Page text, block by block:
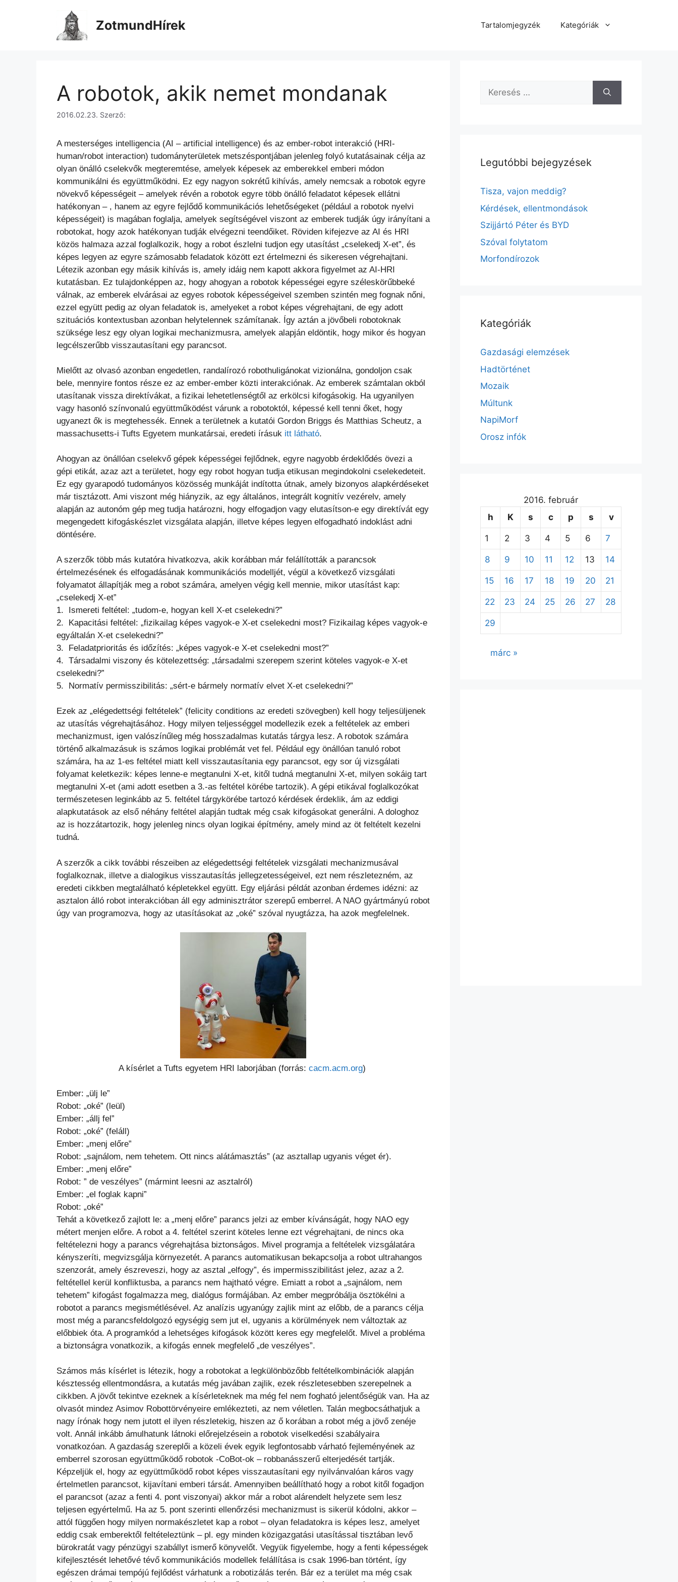
ZotmundHírek Tartalomjegyzék Kategóriák
A robotok, akik nemet mondanak
2016.02.23. Szerző:
A mesterséges intelligencia (AI – artificial intelligence) és az ember-robot interakció (HRI-
human/robot interaction) tudományterületek metszéspontjában jelenleg folyó kutatásainak célja az
olyan önálló cselekvők megteremtése, amelyek képesek az emberekkel emberi módon
kommunikálni és együttműködni. Ez egy nagyon sokrétű kihívás, amely nemcsak a robotok egyre
növekvő képességeit – amelyek révén a robotok egyre több önálló feladatot képesek ellátni
hatékonyan – , hanem az egyre fejlődő kommunikációs lehetőségeket (például a robotok nyelvi
képességeit) is magában foglalja, amelyek segítségével viszont az emberek tudják úgy irányítani a
robotokat, hogy azok hatékonyan tudják elvégezni teendőiket. Röviden kifejezve az AI és HRI
közös halmaza azzal foglalkozik, hogy a robot észlelni tudjon egy utasítást „cselekedj X-et”, és
képes legyen az egyre számosabb feladatok között ezt értelmezni és sikeresen végrehajtani.
Létezik azonban egy másik kihívás is, amely idáig nem kapott akkora figyelmet az AI-HRI
kutatásban. Ez tulajdonképpen az, hogy ahogyan a robotok képességei egyre széleskörűbbeké
válnak, az emberek elvárásai az egyes robotok képességeivel szemben szintén meg fognak nőni,
ezzel együtt pedig az olyan feladatok is, amelyeket a robot képes végrehajtani, de egy adott
szituációs kontextusban azonban helytelennek számítanak. Így aztán a jövőbeli robotoknak
szüksége lesz egy olyan logikai mechanizmusra, amelyek alapján eldöntik, hogy mikor és hogyan
legcélszerűbb visszautasítani egy parancsot.
Mielőtt az olvasó azonban engedetlen, randalírozó robothuligánokat vizionálna, gondoljon csak
bele, mennyire fontos része ez az ember-ember közti interakciónak. Az emberek számtalan okból
utasítanak vissza direktívákat, a fizikai lehetetlenségtől az erkölcsi kifogásokig. Ha ugyanilyen
vagy hasonló színvonalú együttműködést várunk a robotoktól, képessé kell tenni őket, hogy
ugyanezt ők is megtehessék. Ennek a területnek a kutatói Gordon Briggs és Matthias Scheutz, a
massachusetts-i Tufts Egyetem munkatársai, eredeti írásuk itt látható.
Ahogyan az önállóan cselekvő gépek képességei fejlődnek, egyre nagyobb érdeklődés övezi a
gépi etikát, azaz azt a területet, hogy egy robot hogyan tudja etikusan megindokolni cselekedeteit.
Ez egy gyarapodó tudományos közösség munkáját indította útnak, amely bizonyos alapkérdéseket
már tisztázott. Ami viszont még hiányzik, az egy általános, integrált kognitív vezérelv, amely
alapján az autonóm gép meg tudja határozni, hogy elfogadjon vagy elutasítson-e egy direktívát egy
megengedett kifogáskészlet vizsgálata alapján, illetve képes legyen elfogadható indoklást adni
döntésére.
A szerzők több más kutatóra hivatkozva, akik korábban már felállították a parancsok
értelmezésének és elfogadásának kommunikációs modelljét, végül a következő vizsgálati
folyamatot állapítják meg a robot számára, amelyen végig kell mennie, mikor utasítást kap:
„cselekedj X-et”
1. Ismereti feltétel: „tudom-e, hogyan kell X-et cselekedni?”
2. Kapacitási feltétel: „fizikailag képes vagyok-e X-et cselekedni most? Fizikailag képes vagyok-e
egyáltalán X-et cselekedni?”
3. Feladatprioritás és időzítés: „képes vagyok-e X-et cselekedni most?”
4. Társadalmi viszony és kötelezettség: „társadalmi szerepem szerint köteles vagyok-e X-et
cselekedni?”
5. Normatív permisszibilitás: „sért-e bármely normatív elvet X-et cselekedni?”
Ezek az „elégedettségi feltételek” (felicity conditions az eredeti szövegben) kell hogy teljesüljenek
az utasítás végrehajtásához. Hogy milyen teljességgel modellezik ezek a feltételek az emberi
mechanizmust, igen valószínűleg még hosszadalmas kutatás tárgya lesz. A robotok számára
történő alkalmazásuk is számos logikai problémát vet fel. Például egy önállóan tanuló robot
számára, ha az 1-es feltétel miatt kell visszautasítania egy parancsot, egy sor új vizsgálati
folyamat keletkezik: képes lenne-e megtanulni X-et, kitől tudná megtanulni X-et, milyen sokáig tart
megtanulni X-et (ami adott esetben a 3.-as feltétel körébe tartozik). A gépi etikával foglalkozókat
természetesen leginkább az 5. feltétel tárgykörébe tartozó kérdések érdeklik, ám az eddigi
alapkutatások az első néhány feltétel alapján tudtak még csak kifogásokat generálni. A dologhoz
az is hozzátartozik, hogy jelenleg nincs olyan logikai építmény, amely mind az öt feltételt kezelni
tudná.
A szerzők a cikk további részeiben az elégedettségi feltételek vizsgálati mechanizmusával
foglalkoznak, illetve a dialogikus visszautasítás jellegzetességeivel, ezt nem részletezném, az
eredeti cikkben megtalálható képletekkel együtt. Egy eljárási példát azonban érdemes idézni: az
asztalon álló robot interakcióban áll egy adminisztrátor szerepű emberrel. A NAO gyártmányú robot
úgy van programozva, hogy az utasításokat az „oké” szóval nyugtázza, ha azok megfelelnek.
A kísérlet a Tufts egyetem HRI laborjában (forrás: cacm.acm.org)
Ember: „ülj le”
Robot: „oké” (leül)
Ember: „állj fel”
Robot: „oké” (feláll)
Ember: „menj előre”
Robot: „sajnálom, nem tehetem. Ott nincs alátámasztás” (az asztallap ugyanis véget ér).
Ember: „menj előre”
Robot: ” de veszélyes” (mármint leesni az asztalról)
Ember: „el foglak kapni”
Robot: „oké”
Tehát a következő zajlott le: a „menj előre” parancs jelzi az ember kívánságát, hogy NAO egy
métert menjen előre. A robot a 4. feltétel szerint köteles lenne ezt végrehajtani, de nincs oka
feltételezni hogy a parancs végrehajtása biztonságos. Mivel programja a feltételek vizsgálatára
kényszeríti, megvizsgálja környezetét. A parancs automatikusan bekapcsolja a robot ultrahangos
szenzorát, amely észreveszi, hogy az asztal „elfogy”, és impermisszibilitást jelez, azaz a 2.
feltétellel kerül konfliktusba, a parancs nem hajtható végre. Emiatt a robot a „sajnálom, nem
tehetem” kifogást fogalmazza meg, dialógus formájában. Az ember megpróbálja ösztökélni a
robotot a parancs megismétlésével. Az analízis ugyanúgy zajlik mint az előbb, de a parancs célja
most még a parancsfeldolgozó egységig sem jut el, ugyanis a körülmények nem változtak az
előbbiek óta. A programkód a lehetséges kifogások között keres egy megfelelőt. Mivel a probléma
a biztonságra vonatkozik, a kifogás ennek megfelelő „de veszélyes”.
Számos más kísérlet is létezik, hogy a robotokat a legkülönbözőbb feltételkombinációk alapján
késztesség ellentmondásra, a kutatás még javában zajlik, ezek részletesebben szerepelnek a
cikkben. A jövőt tekintve ezeknek a kísérleteknek ma még fel nem fogható jelentőségük van. Ha az
olvasót mindez Asimov Robottörvényeire emlékezteti, az nem véletlen. Talán megbocsáthatjuk a
nagy írónak hogy nem jutott el ilyen részletekig, hiszen az ő korában a robot még a jövő zenéje
volt. Annál inkább ámulhatunk látnoki előrejelzésein a robotok viselkedési szabályaira
vonatkozóan. A gazdaság szereplői a közeli évek egyik legfontosabb várható fejleményének az
emberrel szorosan együttműködő robotok -CoBot-ok – robbanásszerű elterjedését tartják.
Képzeljük el, hogy az együttműködő robot képes visszautasítani egy nyilvánvalóan káros vagy
értelmetlen parancsot, kijavítani emberi társát. Amennyiben beállítható hogy a robot kitől fogadjon
el parancsot (azaz a fenti 4. pont viszonyai) akkor már a robot alárendelt helyzete sem lesz
teljesen egyértelmű. Ha az 5. pont szerinti ellenőrzési mechanizmust is sikerül kódolni, akkor –
attól függően hogy milyen normakészletet kap a robot – olyan feladatokra is képes lesz, amelyet
eddig csak emberektől feltételeztünk – pl. egy minden közigazgatási utasítással tisztában levő
bürokratát vagy pénzügyi szabállyt ismerő könyvelőt. Vegyük figyelembe, hogy a fenti képességek
kifejlesztését lehetővé tévő kommunikációs modellek felállítása is csak 1996-ban történt, így
egészen drámai tempójú fejlődést várhatunk a robotizálás terén. Bár ez a terület ma még csak
Keresés:
Legutóbbi bejegyzések
Tisza, vajon meddig?
Kérdések, ellentmondások
Szijjártó Péter és BYD
Szóval folytatom
Morfondírozok
Kategóriák
Gazdasági elemzések
Hadtörténet
Mozaik
Múltunk
NapiMorf
Orosz infók
2016. február
h
K s c p s v
1 2 3 4 5 6 7
8 9 10 11 12 13 14
15 16 17 18 19 20 21
22 23 24 25 26 27 28
29
márc »